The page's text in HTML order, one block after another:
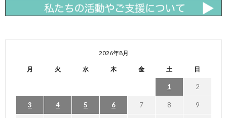
2026年8月
月 火 水 木 金 土 日
1 2
3 4 5 6 7 8 9